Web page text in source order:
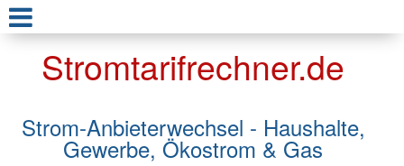
Stromtarifrechner.de
Strom-Anbieterwechsel - Haushalte,
Gewerbe, Ökostrom & Gas